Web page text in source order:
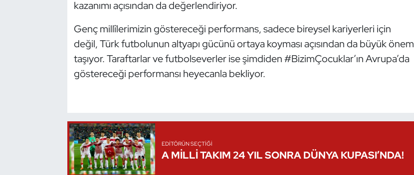
kazanımı açısından da değerlendiriyor.
Genç millîlerimizin göstereceği performans, sadece bireysel kariyerleri için
değil, Türk futbolunun altyapı gücünü ortaya koyması açısından da büyük önem
taşıyor. Taraftarlar ve futbolseverler ise şimdiden #BizimÇocuklar’ın Avrupa’da
göstereceği performansı heyecanla bekliyor.
EDITÖRÜN SEÇTIĞI
A MİLLİ TAKIM 24 YIL SONRA DÜNYA KUPASI’NDA!
Sualtı Sporları